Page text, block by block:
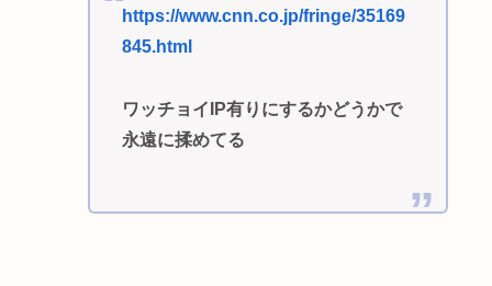
https://www.cnn.co.jp/fringe/35169
845.html
ワッチョイIP有りにするかどうかで
永遠に揉めてる